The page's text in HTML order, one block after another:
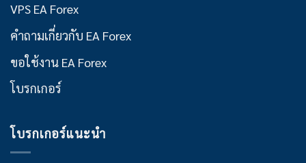
VPS EA Forex
คำถามเกี่ยวกับ EA Forex
ขอใช้งาน EA Forex
โบรกเกอร์
โบรกเกอร์แนะนำ